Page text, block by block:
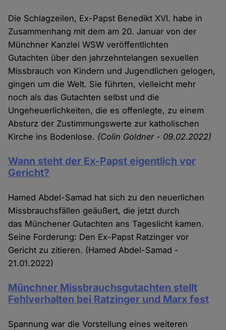
Die Schlagzeilen, Ex-Papst Benedikt XVI. habe in
Zusammenhang mit dem am 20. Januar von der
Münchner Kanzlei WSW veröffentlichten
Gutachten über den jahrzehntelangen sexuellen
Missbrauch von Kindern und Jugendlichen gelogen,
gingen um die Welt. Sie führten, vielleicht mehr
noch als das Gutachten selbst und die
Ungeheuerlichkeiten, die es offenlegte, zu einem
Absturz der Zustimmungswerte zur katholischen
Kirche ins Bodenlose. (Colin Goldner - 09.02.2022)
Wann steht der Ex-Papst eigentlich vor
Gericht?
Hamed Abdel-Samad hat sich zu den neuerlichen
Missbrauchsfällen geäußert, die jetzt durch
das Münchener Gutachten ans Tageslicht kamen.
Seine Forderung: Den Ex-Papst Ratzinger vor
Gericht zu zitieren. (Hamed Abdel-Samad -
21.01.2022)
Münchner Missbrauchsgutachten stellt
Fehlverhalten bei Ratzinger und Marx fest
Spannung war die Vorstellung eines weiteren